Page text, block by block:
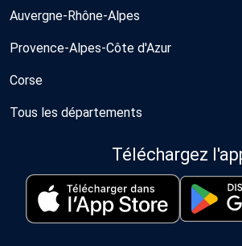
Auvergne-Rhône-Alpes
Provence-Alpes-Côte d'Azur
Corse
Tous les départements
Téléchargez